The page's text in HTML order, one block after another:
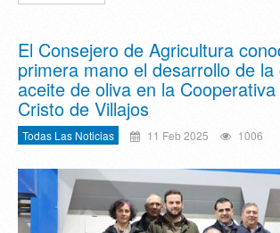
El Consejero de Agricultura
primera mano el desarrollo de
aceite de oliva en la
Cristo de Villajos
Todas Las Noticias 11 Feb 2025 1006